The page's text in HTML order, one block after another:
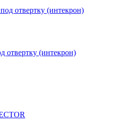
отвертку (интекрон)